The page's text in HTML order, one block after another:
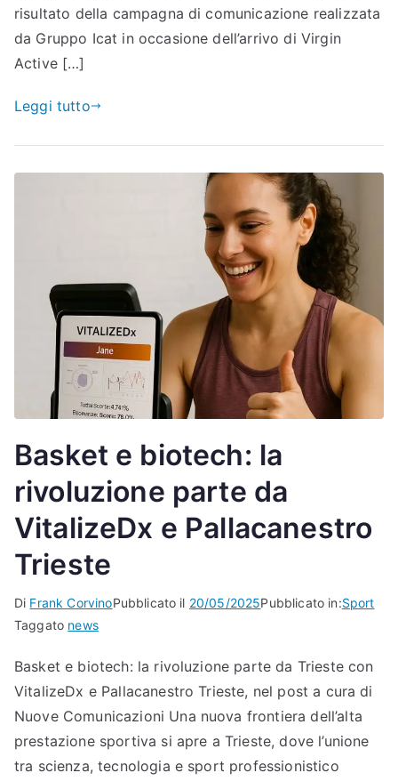
risultato della campagna di comunicazione realizzata
da Gruppo Icat in occasione dell’arrivo di Virgin
Active […]
Leggi tutto
Basket e biotech: la
rivoluzione parte da
VitalizeDx e Pallacanestro
Trieste
Di Frank CorvinoPubblicato il 20/05/2025Pubblicato in:Sport
Taggato news
Basket e biotech: la rivoluzione parte da Trieste con
VitalizeDx e Pallacanestro Trieste, nel post a cura di
Nuove Comunicazioni Una nuova frontiera dell’alta
prestazione sportiva si apre a Trieste, dove l’unione
tra scienza, tecnologia e sport professionistico